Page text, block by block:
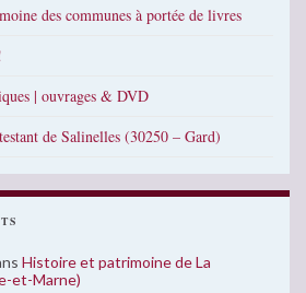
des communes à portée de livres
| ouvrages & DVD
de Salinelles (30250 – Gard)
Histoire et patrimoine de La
et-Marne)